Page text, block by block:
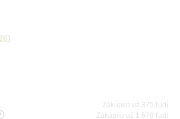
)
Zakúpilo už 375 ľudí
Zakúpilo už 1 678 ľudí